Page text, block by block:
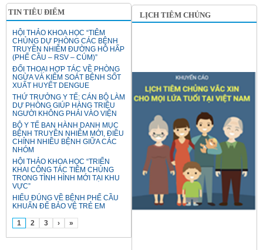
TIN TIÊU ĐIỂM
HỘI THẢO KHOA HỌC “TIÊM
CHỦNG DỰ PHÒNG CÁC BỆNH
TRUYỀN NHIỄM ĐƯỜNG HÔ HẤP
(PHẾ CẦU – RSV – CÚM)”
ĐỐI THOẠI HỢP TÁC VỀ PHÒNG
NGỪA VÀ KIỂM SOÁT BỆNH SỐT
XUẤT HUYẾT DENGUE
THỨ TRƯỞNG Y TẾ: CÁN BỘ LÀM
DỰ PHÒNG GIÚP HÀNG TRIỆU
NGƯỜI KHÔNG PHẢI VÀO VIỆN
BỘ Y TẾ BAN HÀNH DANH MỤC
BỆNH TRUYỀN NHIỄM MỚI, ĐIỀU
CHỈNH NHIỀU BỆNH GIỮA CÁC
NHÓM
HỘI THẢO KHOA HỌC “TRIỂN
KHAI CÔNG TÁC TIÊM CHỦNG
TRONG TÌNH HÌNH MỚI TẠI KHU
VỰC”
HIỂU ĐÚNG VỀ BỆNH PHẾ CẦU
KHUẨN ĐỂ BẢO VỆ TRẺ EM
1 2 3 › »
LỊCH TIÊM CHỦNG